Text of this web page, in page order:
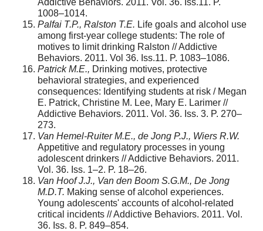
Addictive Behaviors. 2011. Vol. 36. Iss.11. P.
1008–1014.
Palfai T.P., Ralston T.E. Life goals and alcohol use
among first-year college students: The role of
motives to limit drinking Ralston // Addictive
Behaviors. 2011. Vol 36. Iss.11. P. 1083–1086.
Patrick M.E., Drinking motives, protective
behavioral strategies, and experienced
consequences: Identifying students at risk / Megan
E. Patrick, Christine M. Lee, Mary E. Larimer //
Addictive Behaviors. 2011. Vol. 36. Iss. 3. P. 270–
273.
Van Hemel-Ruiter M.E., de Jong P.J., Wiers R.W.
Appetitive and regulatory processes in young
adolescent drinkers // Addictive Behaviors. 2011.
Vol. 36. Iss. 1–2. P. 18–26.
Van Hoof J.J., Van den Boom S.G.M., De Jong
M.D.T. Making sense of alcohol experiences.
Young adolescents' accounts of alcohol-related
critical incidents // Addictive Behaviors. 2011. Vol.
36. Iss. 8. P. 849–854.